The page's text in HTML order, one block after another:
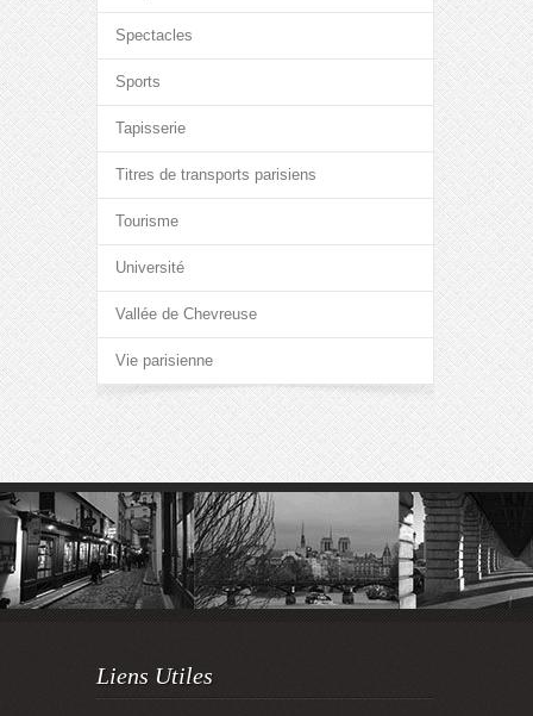
Spectacles
Sports
Tapisserie
Titres de transports parisiens
Tourisme
Université
Vallée de Chevreuse
Vie parisienne
Liens Utiles